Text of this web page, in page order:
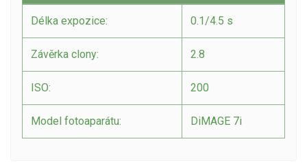
Délka expozice: 0.1/4.5 s
Závěrka clony: 2.8
ISO: 200
Model fotoaparátu: DiMAGE 7i